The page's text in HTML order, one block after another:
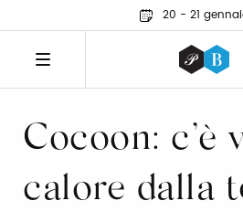
20 - 21
Cocoon: c’è
calore dalla